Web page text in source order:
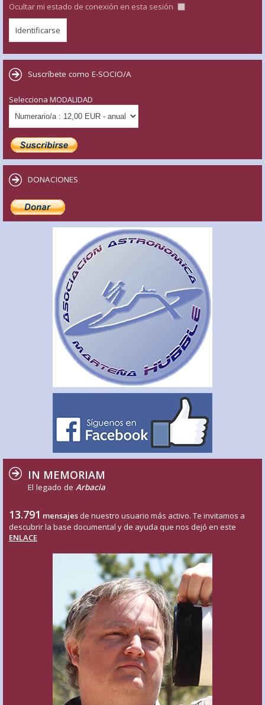
Ocultar mi estado de conexión en esta sesión
Suscríbete como E-SOCIO/A
Selecciona MODALIDAD
DONACIONES
IN MEMORIAM
El legado de Arbacia
13.791 mensajes de nuestro usuario más activo. Te invitamos a
descubrir la base documental y de ayuda que nos dejó en este
ENLACE